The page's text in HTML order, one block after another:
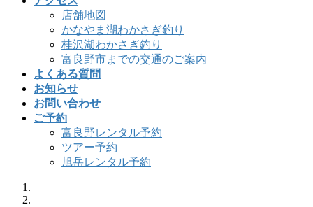
店舗地図
かなやま湖わかさぎ釣り
桂沢湖わかさぎ釣り
富良野市までの交通のご案内
よくある質問
お知らせ
お問い合わせ
ご予約
富良野レンタル予約
ツアー予約
旭岳レンタル予約